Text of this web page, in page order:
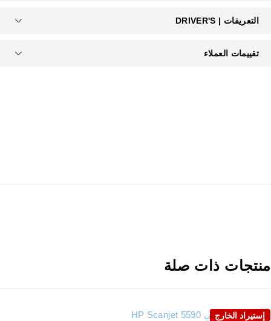
التعريفات | DRIVER'S
تقييمات العملاء
ذات صلة
إستيراد الخارج